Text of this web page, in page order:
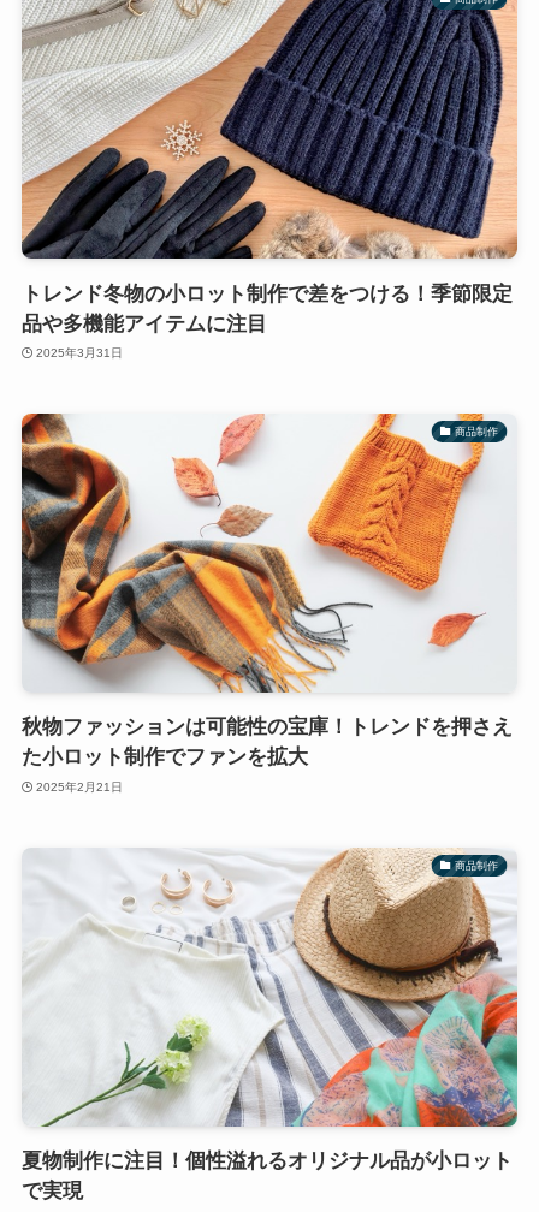
トレンド冬物の小ロット制作で差をつける！季節限定
品や多機能アイテムに注目
2025年3月31日
商品制作
秋物ファッションは可能性の宝庫！トレンドを押さえ
た小ロット制作でファンを拡大
2025年2月21日
商品制作
夏物制作に注目！個性溢れるオリジナル品が小ロット
で実現